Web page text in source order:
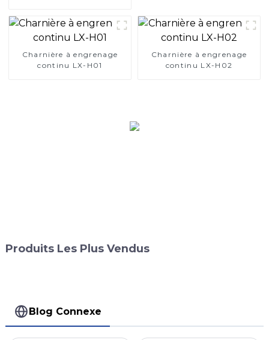
Charnière à engrenage
continu LX-H01
Charnière à engrenage
continu LX-H02
Produits Les Plus Vendus
Blog Connexe